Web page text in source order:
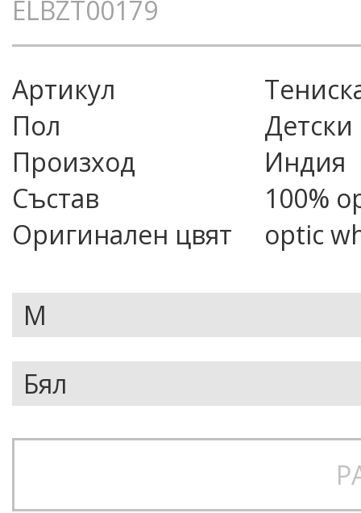
ELBZT00179
Артикул
Пол
Детски
Произход
Индия
Състав
100%
Оригинален цвят
optic